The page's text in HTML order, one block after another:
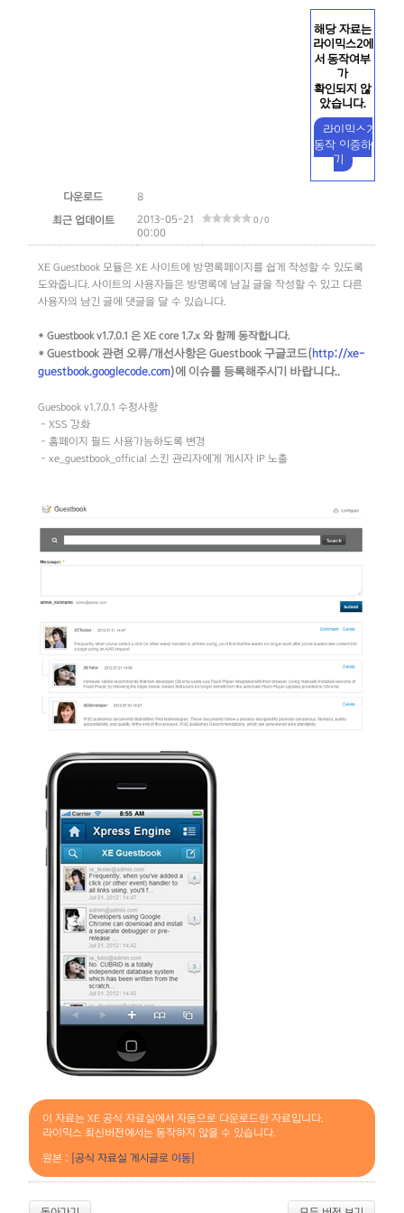
해당 자료는
라이믹스2에
서 동작여부
가
확인되지 않
았습니다.
라이믹스2
동작 인증하
기
다운로드
8
최근 업데이트
2013-05-21
00:00
0 / 0
XE Guestbook 모듈은 XE 사이트에 방명록페이지를 쉽게 작성할 수 있도록
도와줍니다. 사이트의 사용자들은 방명록에 남길 글을 작성할 수 있고 다른
사용자의 남긴 글에 댓글을 달 수 있습니다.
* Guestbook v1.7.0.1 은 XE core 1.7.x 와 함께 동작합니다.
* Guestbook 관련 오류/개선사항은 Guestbook 구글코드( http://xe-
guestbook.googlecode.com)에 이슈를 등록해주시기 바랍니다..
Guesbook v1.7.0.1 수정사항
- XSS 강화
- 홈페이지 필드 사용가능하도록 변경
- xe_guestbook_official 스킨 관리자에게 게시자 IP 노출
이 자료는 XE 공식 자료실에서 자동으로 다운로드한 자료입니다.
라이믹스 최신버전에서는 동작하지 않을 수 있습니다.
원본 : [공식 자료실 게시글로 이동]